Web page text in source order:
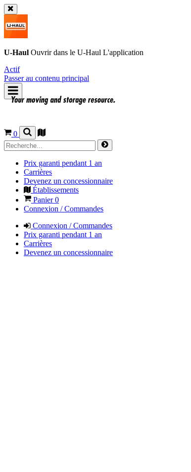
U-Haul Ouvrir dans le U-Haul L'application
Actif
Passer au contenu principal
0
Prix garanti pendant 1 an
Carrières
Devenez un concessionnaire
Établissements
Panier0
Connexion / Commandes
Connexion / Commandes
Prix garanti pendant 1 an
Carrières
Devenez un concessionnaire